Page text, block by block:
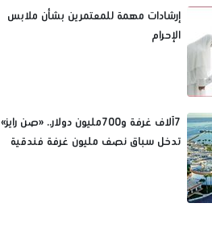
إرشادات مهمة للمعتمرين بشأن ملابس
الإحرام
7آلاف غرفة و700مليون دولار.. «صن رايز»
تدخل سباق نصف مليون غرفة فندقية